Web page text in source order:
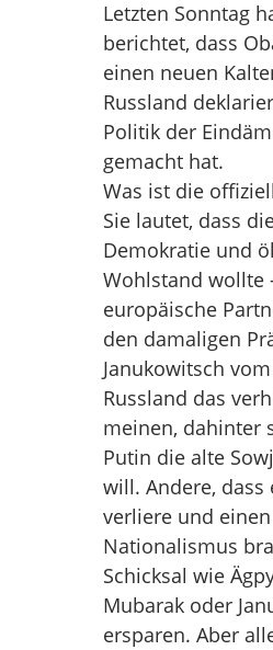
Letzten Sonntag
berichtet, dass
einen neuen
Russland
Politik der
gemacht hat.
Was ist die
Sie lautet, dass
Demokratie und
Wohlstand wollte
europäische
den damaligen
Janukowitsch
Russland das
meinen, dahinter
Putin die alte
will. Andere, dass
verliere und
Nationalismus
Schicksal wie
Mubarak oder
ersparen. Aber